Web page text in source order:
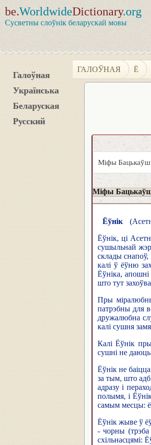
be.WorldwideDictionary.org
Сусветны слоўнік беларускай мовы
Галоўная
Українська
Беларуская
Русский
ГАЛОЎНАЯ Ё
Міфы
Міфы
Ёўнік
Ёўнік, ці
сушыльнай
склады снапоў,
калі ў ёўню
Ёўніка,
што тут
Пры
патрэбны для
дружалюбна
калі сушня
Калі Ёўнік
сушні не
Ёўнік не
за тым, што
адразу і
полымя, і
самым месцы:
Ёўнік жыве ў
- чорны (трэба
схільнасцямі: